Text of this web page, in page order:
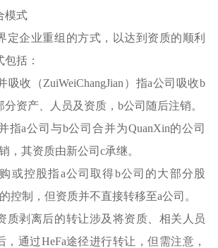
模式
定企业重组的方式，以达到资质的顺利
括：
吸收（ZuiWeiChangJian）指a公司吸收b
资产、人员及资质，b公司随后注销。
指a公司与b公司合并为QuanXin的公司
，其资质由新公司c承继。
或控股指a公司取得b公司的大部分股
控制，但资质并不直接转移至a公司。
质剥离后的转让涉及将资质、相关人员
，通过HeFa途径进行转让，但需注意，